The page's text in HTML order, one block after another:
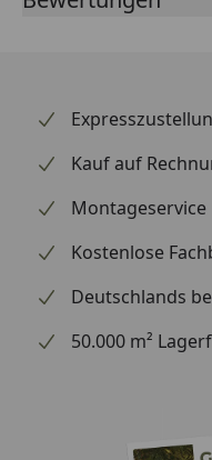
Stadtverkehr – mit
Sie über die SBS-
beim Bremsen auf
Kauf auf
Montageservice
Kostenlose
Deutschlands
50.000 m²